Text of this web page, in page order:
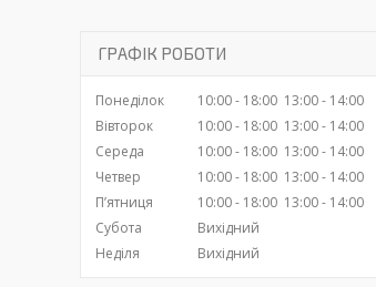
ГРАФІК РОБОТИ
Понеділок 10:00 18:00 13:00
14:00
Вівторок
10:00 18:00 13:00
14:00
Середа
10:00 18:00 13:00
14:00
Четвер
10:00 18:00 13:00
14:00
Пʼятниця
10:00 18:00 13:00
14:00
Субота
Вихідний
Неділя
Вихідний